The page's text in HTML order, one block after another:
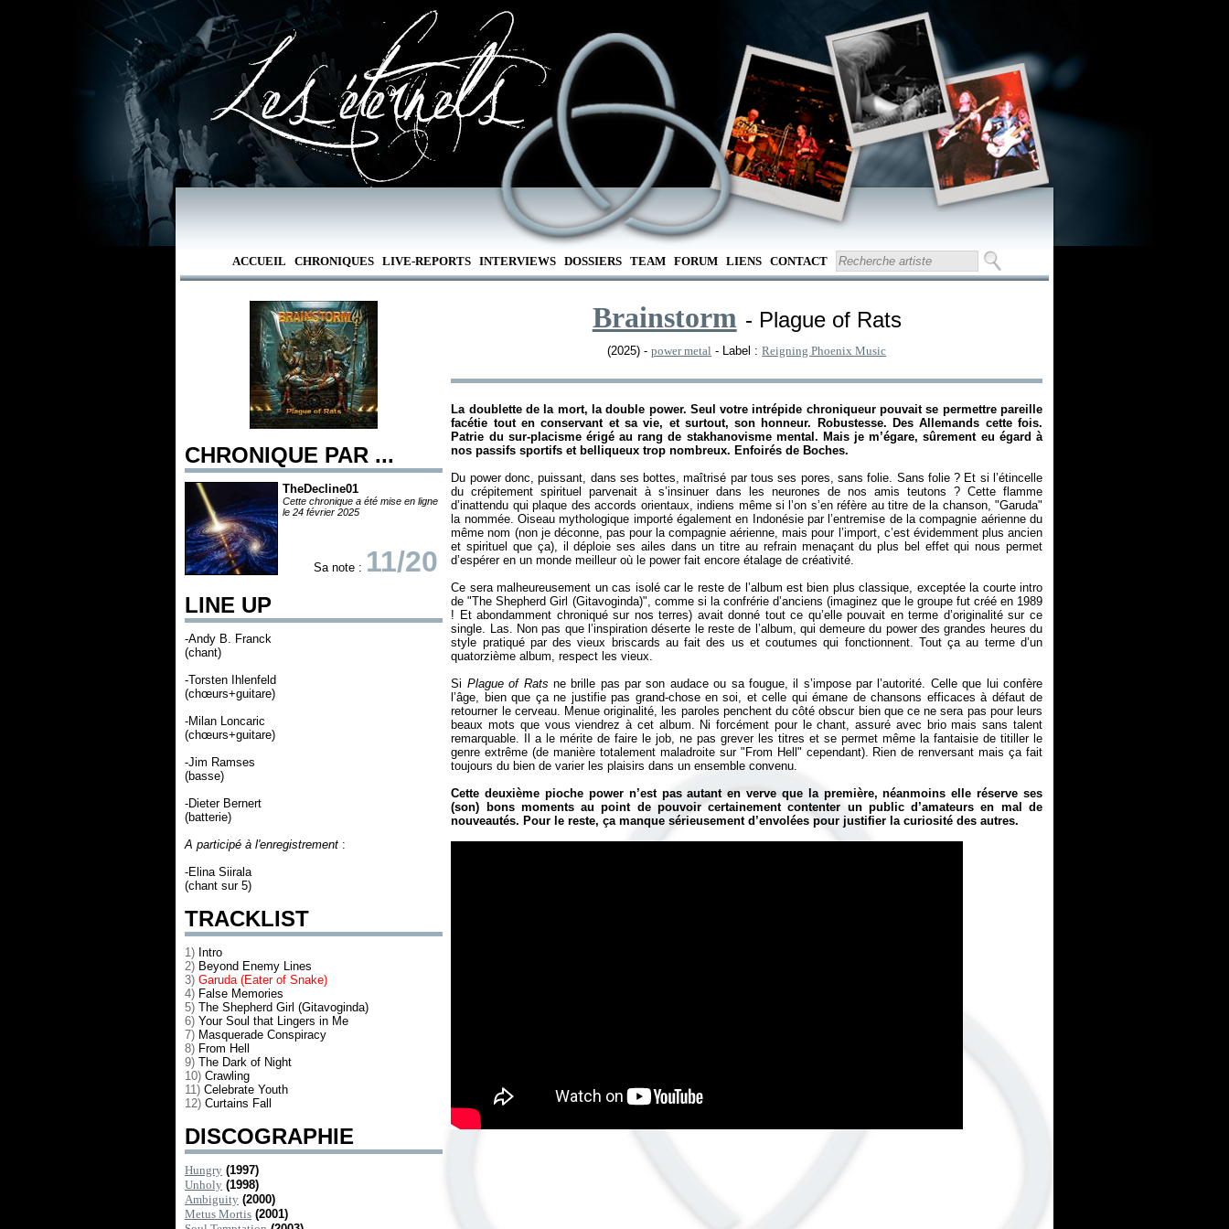
ACCUEIL CHRONIQUES LIVE-REPORTS INTERVIEWS DOSSIERS TEAM FORUM LIENS CONTACT
CHRONIQUE PAR ...
TheDecline01
Cette chronique a été mise en ligne
le 24 février 2025
Sa note : 11/20
LINE UP
-Andy B. Franck
(chant)
-Torsten Ihlenfeld
(chœurs+guitare)
-Milan Loncaric
(chœurs+guitare)
-Jim Ramses
(basse)
-Dieter Bernert
(batterie)
A participé à l'enregistrement :
-Elina Siirala
(chant sur 5)
TRACKLIST
1) Intro
2) Beyond Enemy Lines
3) Garuda (Eater of Snake)
4) False Memories
5) The Shepherd Girl (Gitavoginda)
6) Your Soul that Lingers in Me
7) Masquerade Conspiracy
8) From Hell
9) The Dark of Night
10) Crawling
11) Celebrate Youth
12) Curtains Fall
DISCOGRAPHIE
Hungry (1997)
Unholy (1998)
Ambiguity (2000)
Metus Mortis (2001)
Brainstorm - Plague of Rats
(2025) -power metal - Label :Reigning Phoenix Music
La doublette de la mort, la double power. Seul votre intrépide chroniqueur pouvait se permettre pareille
facétie tout en conservant et sa vie, et surtout, son honneur. Robustesse. Des Allemands cette fois.
Patrie du sur-placisme érigé au rang de stakhanovisme mental. Mais je m’égare, sûrement eu égard à
nos passifs sportifs et belliqueux trop nombreux. Enfoirés de Boches.
Du power donc, puissant, dans ses bottes, maîtrisé par tous ses pores, sans folie. Sans folie ? Et si l’étincelle
du crépitement spirituel parvenait à s’insinuer dans les neurones de nos amis teutons ? Cette flamme
d’inattendu qui plaque des accords orientaux, indiens même si l’on s’en réfère au titre de la chanson, "Garuda"
la nommée. Oiseau mythologique importé également en Indonésie par l’entremise de la compagnie aérienne du
même nom (non je déconne, pas pour la compagnie aérienne, mais pour l’import, c’est évidemment plus ancien
et spirituel que ça), il déploie ses ailes dans un titre au refrain menaçant du plus bel effet qui nous permet
d’espérer en un monde meilleur où le power fait encore étalage de créativité.
Ce sera malheureusement un cas isolé car le reste de l’album est bien plus classique, exceptée la courte intro
de "The Shepherd Girl (Gitavoginda)", comme si la confrérie d’anciens (imaginez que le groupe fut créé en 1989
! Et abondamment chroniqué sur nos terres) avait donné tout ce qu’elle pouvait en terme d’originalité sur ce
single. Las. Non pas que l’inspiration déserte le reste de l’album, qui demeure du power des grandes heures du
style pratiqué par des vieux briscards au fait des us et coutumes qui fonctionnent. Tout ça au terme d’un
quatorzième album, respect les vieux.
Si Plague of Rats ne brille pas par son audace ou sa fougue, il s’impose par l’autorité. Celle que lui confère
l’âge, bien que ça ne justifie pas grand-chose en soi, et celle qui émane de chansons efficaces à défaut de
retourner le cerveau. Menue originalité, les paroles penchent du côté obscur bien que ce ne sera pas pour leurs
beaux mots que vous viendrez à cet album. Ni forcément pour le chant, assuré avec brio mais sans talent
remarquable. Il a le mérite de faire le job, ne pas grever les titres et se permet même la fantaisie de titiller le
genre extrême (de manière totalement maladroite sur "From Hell" cependant). Rien de renversant mais ça fait
toujours du bien de varier les plaisirs dans un ensemble convenu.
Cette deuxième pioche power n’est pas autant en verve que la première, néanmoins elle réserve ses
(son) bons moments au point de pouvoir certainement contenter un public d’amateurs en mal de
nouveautés. Pour le reste, ça manque sérieusement d’envolées pour justifier la curiosité des autres.